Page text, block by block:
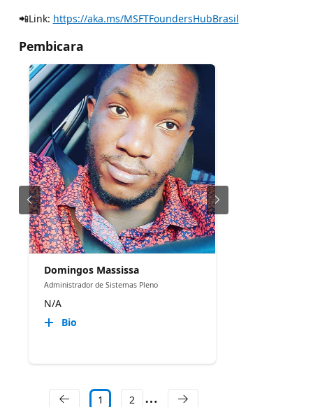
📲Link: https://aka.ms/MSFTFoundersHubBrasil
Pembicara
Domingos Massissa
Administrador de Sistemas Pleno
N/A
Bio
1 2